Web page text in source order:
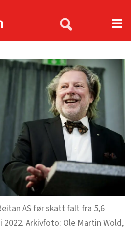
AS før skatt falt fra 5,6
2022. Arkivfoto: Ole Martin Wold,